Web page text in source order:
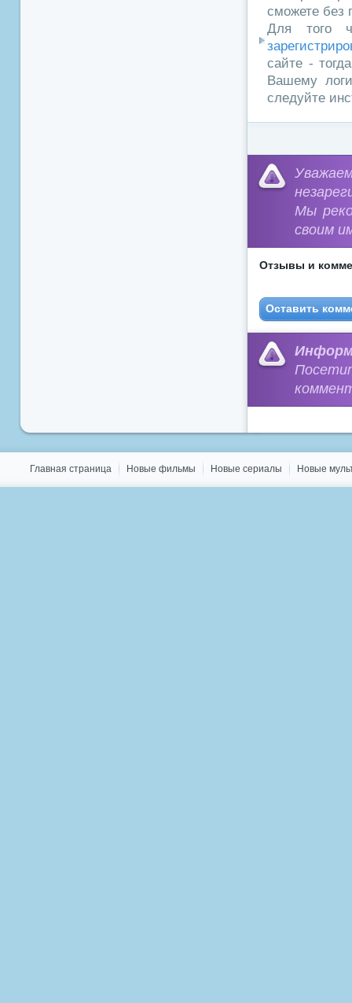
сможете без
Для того
сайте -
Вашему
следуйте
Мы
своим
Отзывы и
Оставить
Главная страница Новые фильмы Новые сериалы Новые